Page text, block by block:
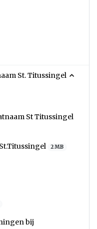
St. Titussingel
St Titussingel
2 MB
bij